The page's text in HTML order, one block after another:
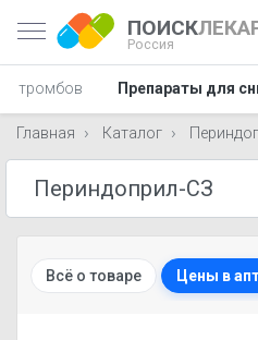
ПОИСК
Россия
тромбов Препараты для
Главная Каталог
Всё о товаре Цены в